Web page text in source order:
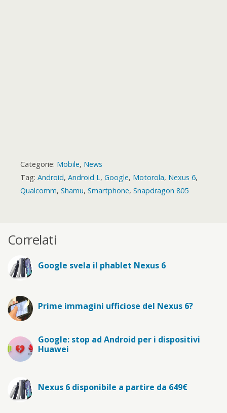
Categorie: Mobile, News
Tag: Android, Android L, Google, Motorola, Nexus 6,
Qualcomm, Shamu, Smartphone, Snapdragon 805
Correlati
Google svela il phablet Nexus 6
Prime immagini ufficiose del Nexus 6?
Google: stop ad Android per i dispositivi
Huawei
Nexus 6 disponibile a partire da 649€